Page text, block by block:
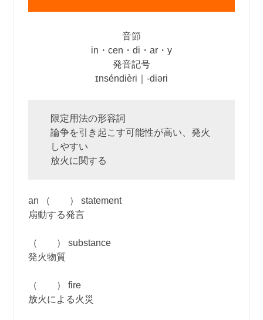
音節
in・cen・di・ar・y
発音記号
ɪnséndièri｜‐diəri
限定用法の形容詞
論争を引き起こす可能性が高い、発火
しやすい
放火に関する
an （ ） statement
扇動する発言
（ ） substance
発火物質
（ ） fire
放火による火災